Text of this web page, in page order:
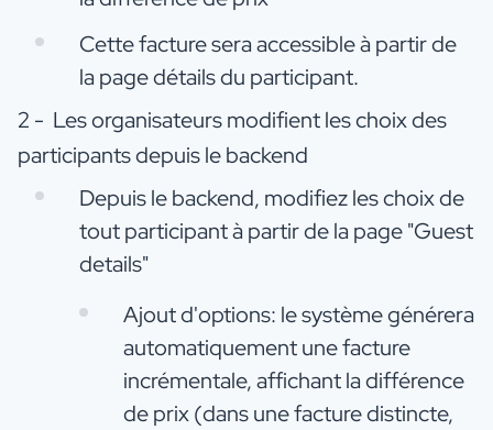
Cette facture sera accessible à partir de
la page détails du participant.
2 - Les organisateurs modifient les choix des
participants depuis le backend
Depuis le backend, modifiez les choix de
tout participant à partir de la page "Guest
details"
Ajout d'options: le système générera
automatiquement une facture
incrémentale, affichant la différence
de prix (dans une facture distincte,